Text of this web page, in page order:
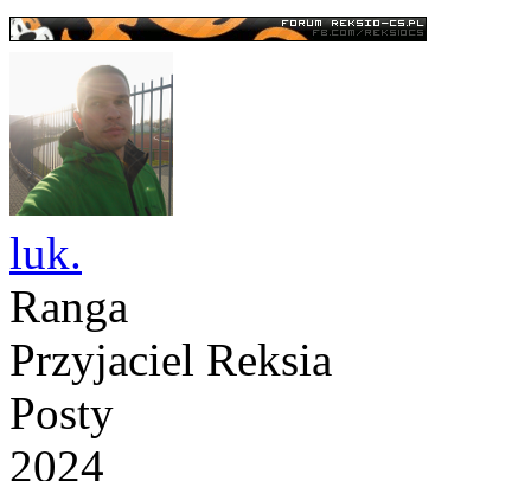
luk.
Ranga
Przyjaciel Reksia
Posty
2024